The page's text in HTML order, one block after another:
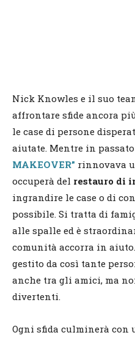
Nick Knowles e il suo
affrontare sfide ancora
le case di persone
aiutate. Mentre in
MAKEOVER” rinnovava
occuperà del restauro di
ingrandire le case o di
possibile. Si tratta di
alle spalle ed è
comunità accorra in
gestito da così tante
anche tra gli amici, ma
divertenti.
Ogni sfida culminerà con